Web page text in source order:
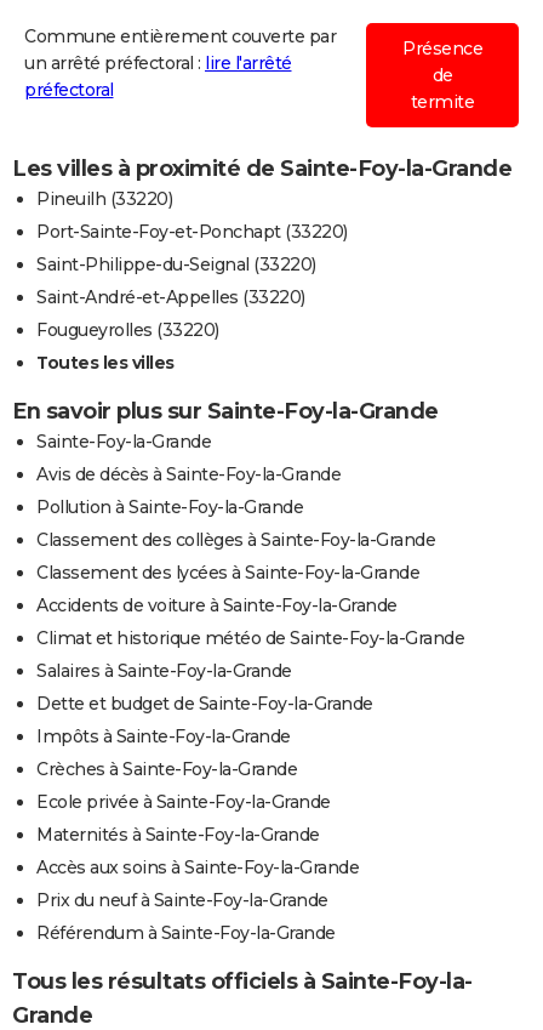
Commune entièrement couverte par
un arrêté préfectoral : lire l'arrêté
préfectoral
Présence
de
termite
Les villes à proximité de Sainte-Foy-la-Grande
Pineuilh (33220)
Port-Sainte-Foy-et-Ponchapt (33220)
Saint-Philippe-du-Seignal (33220)
Saint-André-et-Appelles (33220)
Fougueyrolles (33220)
Toutes les villes
En savoir plus sur Sainte-Foy-la-Grande
Sainte-Foy-la-Grande
Avis de décès à Sainte-Foy-la-Grande
Pollution à Sainte-Foy-la-Grande
Classement des collèges à Sainte-Foy-la-Grande
Classement des lycées à Sainte-Foy-la-Grande
Accidents de voiture à Sainte-Foy-la-Grande
Climat et historique météo de Sainte-Foy-la-Grande
Salaires à Sainte-Foy-la-Grande
Dette et budget de Sainte-Foy-la-Grande
Impôts à Sainte-Foy-la-Grande
Crèches à Sainte-Foy-la-Grande
Ecole privée à Sainte-Foy-la-Grande
Maternités à Sainte-Foy-la-Grande
Accès aux soins à Sainte-Foy-la-Grande
Prix du neuf à Sainte-Foy-la-Grande
Référendum à Sainte-Foy-la-Grande
Tous les résultats officiels à Sainte-Foy-la-
Grande